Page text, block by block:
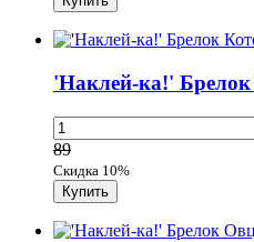
'Наклей-ка!' Брелок
89
Скидка 10%